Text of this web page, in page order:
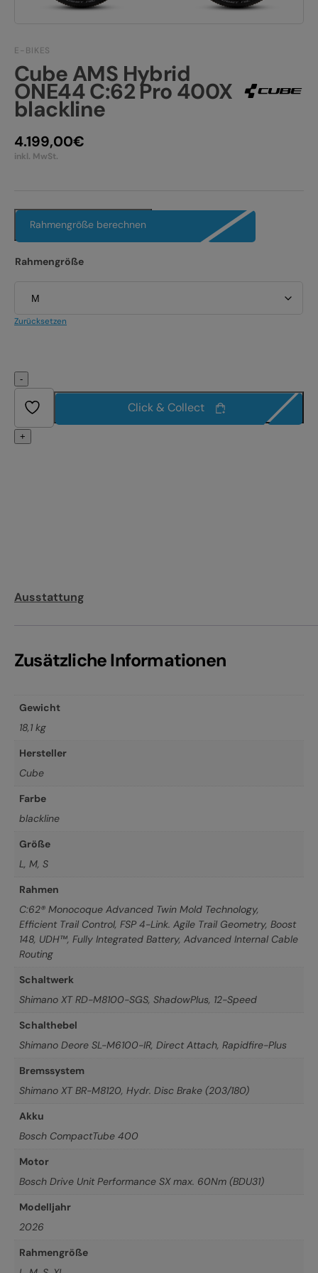
Alle entdecken
E-BIKE HARDTAIL
E-BIKE TOUR
Alle entdecken
KONTAKT
PRODUKTRÜCKRUFE
E-BIKES
Cube AMS Hybrid
ONE44 C:62 Pro 400X
blackline
4.199,00€
inkl. MwSt.
Rahmengröße berechnen
Rahmengröße
Zurücksetzen
-
+
Click & Collect
Ausstattung
Zusätzliche Informationen
Gewicht
18,1 kg
Hersteller
Cube
Farbe
blackline
Größe
L, M, S
Rahmen
C:62® Monocoque Advanced Twin Mold Technology,
Efficient Trail Control, FSP 4-Link. Agile Trail Geometry, Boost
148, UDH™, Fully Integrated Battery, Advanced Internal Cable
Routing
Schaltwerk
Shimano XT RD-M8100-SGS, ShadowPlus, 12-Speed
Schalthebel
Shimano Deore SL-M6100-IR, Direct Attach, Rapidfire-Plus
Bremssystem
Shimano XT BR-M8120, Hydr. Disc Brake (203/180)
Akku
Bosch CompactTube 400
Motor
Bosch Drive Unit Performance SX max. 60Nm (BDU31)
Modelljahr
2026
Rahmengröße